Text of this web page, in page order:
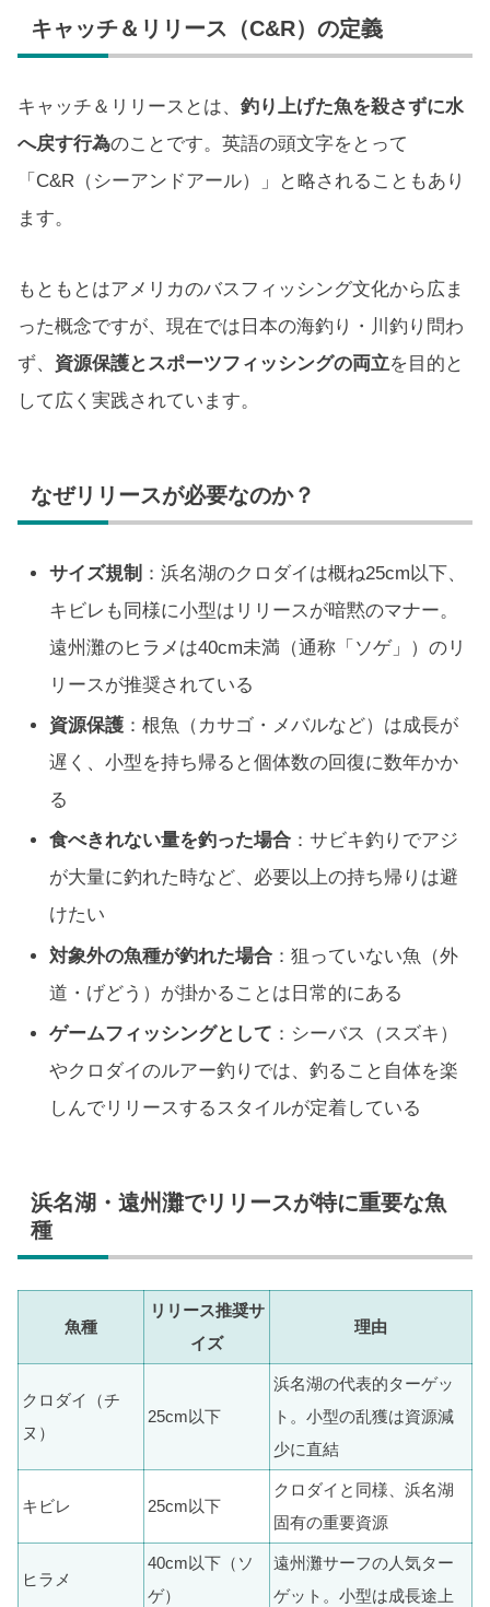
キャッチ＆リリース（C&R）の定義
キャッチ＆リリースとは、 釣り上げた魚を殺さずに水
へ戻す行為のことです。英語の頭文字をとって
「C&R（シーアンドアール）」と略されることもあり
ます。
もともとはアメリカのバスフィッシング文化から広ま
った概念ですが、現在では日本の海釣り・川釣り問わ
ず、 資源保護とスポーツフィッシングの両立を目的と
して広く実践されています。
なぜリリースが必要なのか？
サイズ規制 ：浜名湖のクロダイは概ね25cm以下、
キビレも同様に小型はリリースが暗黙のマナー。
遠州灘のヒラメは40cm未満（通称「ソゲ」）のリ
リースが推奨されている
資源保護 ：根魚（カサゴ・メバルなど）は成長が
遅く、小型を持ち帰ると個体数の回復に数年かか
る
食べきれない量を釣った場合 ：サビキ釣りでアジ
が大量に釣れた時など、必要以上の持ち帰りは避
けたい
対象外の魚種が釣れた場合 ：狙っていない魚（外
道・げどう）が掛かることは日常的にある
ゲームフィッシングとして ：シーバス（スズキ）
やクロダイのルアー釣りでは、釣ること自体を楽
しんでリリースするスタイルが定着している
浜名湖・遠州灘でリリースが特に重要な魚
種
魚種
リリース推奨サ
イズ
理由
クロダイ（チ
ヌ）
25cm以下
浜名湖の代表的ターゲッ
ト。小型の乱獲は資源減
少に直結
キビレ 25cm以下
クロダイと同様、浜名湖
固有の重要資源
ヒラメ
40cm以下（ソ
ゲ）
遠州灘サーフの人気ター
ゲット。小型は成長途上